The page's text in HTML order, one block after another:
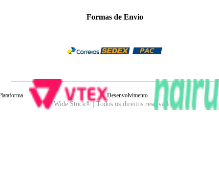
Formas de Envio
Wide Stock® | Todos os direitos reservados.
Desenvolvimento